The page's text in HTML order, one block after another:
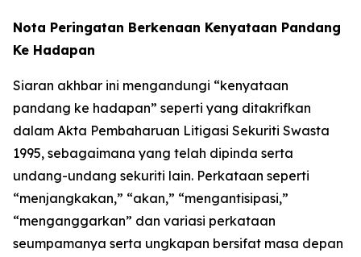
Nota Peringatan Berkenaan Kenyataan Pandang
Ke Hadapan
Siaran akhbar ini mengandungi “kenyataan
pandang ke hadapan” seperti yang ditakrifkan
dalam Akta Pembaharuan Litigasi Sekuriti Swasta
1995, sebagaimana yang telah dipinda serta
undang-undang sekuriti lain. Perkataan seperti
“menjangkakan,” “akan,” “mengantisipasi,”
“menganggarkan” dan variasi perkataan
seumpamanya serta ungkapan bersifat masa depan